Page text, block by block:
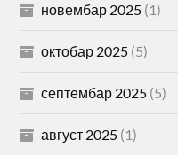
новембар 2025 (1)
октобар 2025 (5)
септембар 2025 (5)
август 2025 (1)